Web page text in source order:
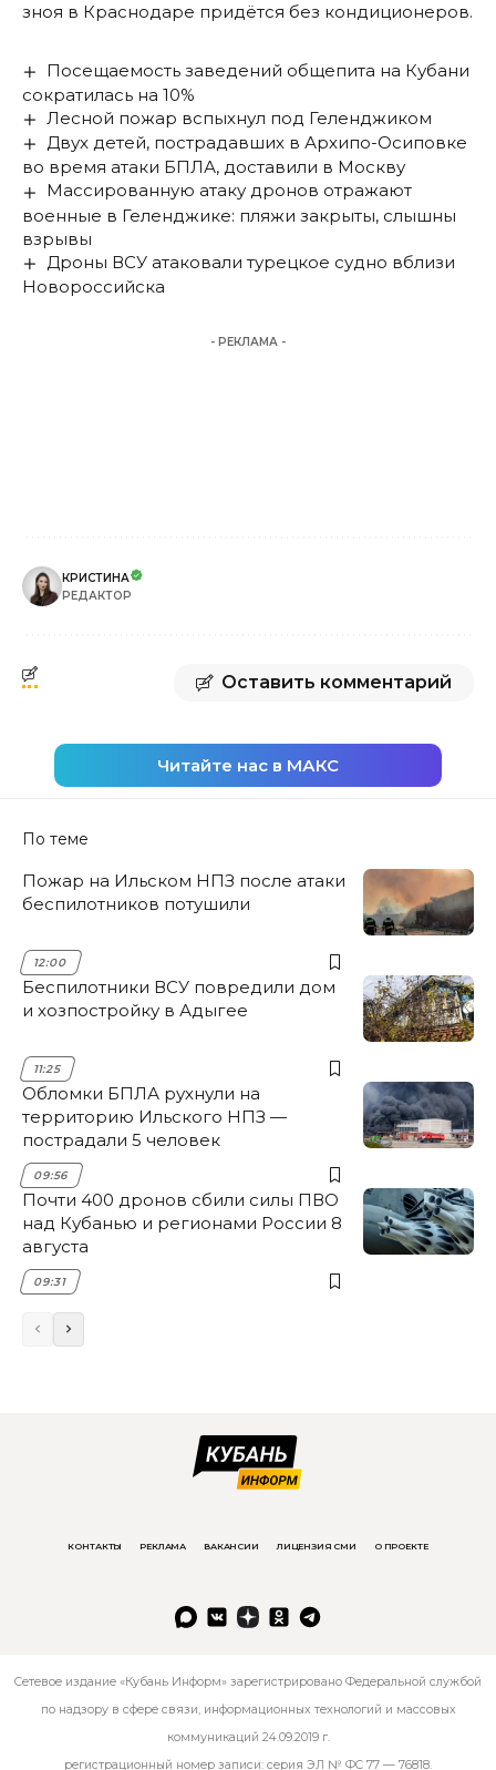
зноя в Краснодаре придётся без кондиционеров.
Посещаемость заведений общепита на Кубани
сократилась на 10%
Лесной пожар вспыхнул под Геленджиком
Двух детей, пострадавших в Архипо-Осиповке
во время атаки БПЛА, доставили в Москву
Массированную атаку дронов отражают
военные в Геленджике: пляжи закрыты, слышны
взрывы
Дроны ВСУ атаковали турецкое судно вблизи
Новороссийска
- РЕКЛАМА -
КРИСТИНА
РЕДАКТОР
Оставить комментарий
Читайте нас в МАКС
По теме
Пожар на Ильском НПЗ после атаки
беспилотников потушили
12:00
Беспилотники ВСУ повредили дом
и хозпостройку в Адыгее
11:25
Обломки БПЛА рухнули на
территорию Ильского НПЗ —
пострадали 5 человек
09:56
Почти 400 дронов сбили силы ПВО
над Кубанью и регионами России 8
августа
09:31
КОНТАКТЫ РЕКЛАМА ВАКАНСИИ ЛИЦЕНЗИЯ СМИ О ПРОЕКТЕ
Сетевое издание «Кубань Информ» зарегистрировано Федеральной службой
по надзору в сфере связи, информационных технологий и массовых
коммуникаций 24.09.2019 г.
регистрационный номер записи: серия ЭЛ № ФС 77 — 76818.